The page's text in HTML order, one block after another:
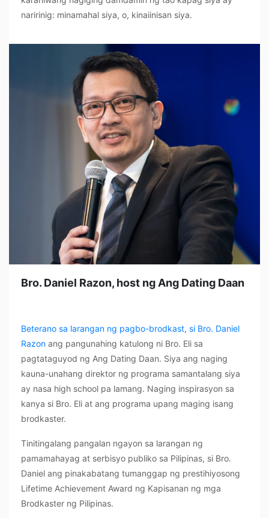
naririnig: minamahal siya, o, kinaiinisan siya.
Bro. Daniel Razon, host ng Ang Dating Daan
Beterano sa larangan ng pagbo-brodkast, si Bro. Daniel
Razon ang pangunahing katulong ni Bro. Eli sa
pagtataguyod ng Ang Dating Daan. Siya ang naging
kauna-unahang direktor ng programa samantalang siya
ay nasa high school pa lamang. Naging inspirasyon sa
kanya si Bro. Eli at ang programa upang maging isang
brodkaster.
Tinitingalang pangalan ngayon sa larangan ng
pamamahayag at serbisyo publiko sa Pilipinas, si Bro.
Daniel ang pinakabatang tumanggap ng prestihiyosong
Lifetime Achievement Award ng Kapisanan ng mga
Brodkaster ng Pilipinas.